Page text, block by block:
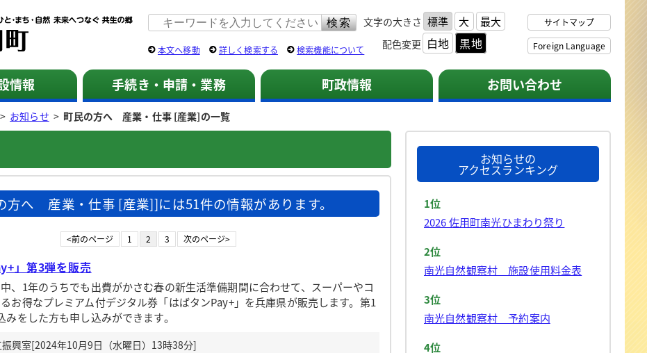
佐用町 公式ホームページ 文字の大きさ 標準 大 最大
配色変更 白地 黒地
サイトマップ
Foreign Language
本文へ移動 詳しく検索する 検索機能について
情報 手続き・申請・業務 町政情報 お問い合わせ
> お知らせ > 町民の方へ 産業・仕事 [産業]の一覧
方へ 産業・仕事 [産業]]には51件の情報があります。
<前のページ 1 2 3 次のページ>
」第3弾を販売
、1年のうちでも出費がかさむ春の新生活準備期間に合わせて、スーパーやコ
お得なプレミアム付デジタル券「はばタンPay+」を兵庫県が販売します。第1
をした方も申し込みができます。
興室[2024年10月9日（水曜日）13時38分]
お知らせの
アクセスランキング
1位
2026 佐用町南光ひまわり祭り
2位
南光自然観察村 施設使用料金表
3位
南光自然観察村 予約案内
4位